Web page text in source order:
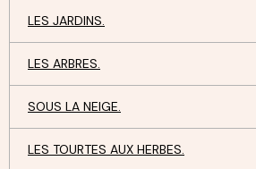
LES JARDINS.
LES ARBRES.
SOUS LA NEIGE.
LES TOURTES AUX HERBES.